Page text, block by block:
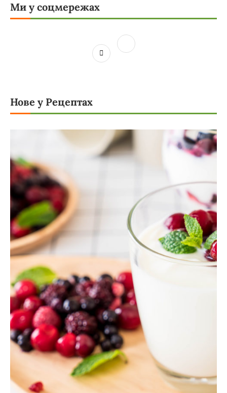
Ми у соцмережах
Нове у Рецептах